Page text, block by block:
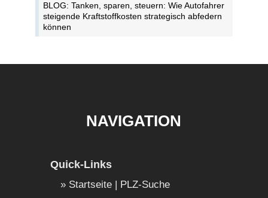
BLOG: Tanken, sparen, steuern: Wie Autofahrer
steigende Kraftstoffkosten strategisch abfedern
können
NAVIGATION
Quick-Links
Startseite | PLZ-Suche